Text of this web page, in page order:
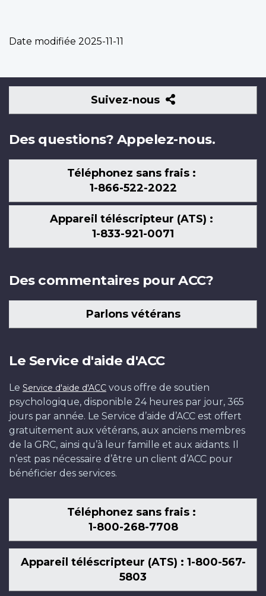
Date modifiée 2025-11-11
Suivez-nous
Suivez-
nous
Des questions? Appelez-nous.
Téléphonez sans frais :
1-866-522-2022
Appareil téléscripteur (ATS) :
1-833-921-0071
Des commentaires pour ACC?
Parlons vétérans
Le Service d'aide d'ACC
Le Service d'aide d'ACC vous offre de soutien
psychologique, disponible 24 heures par jour, 365
jours par année. Le Service d’aide d’ACC est offert
gratuitement aux vétérans, aux anciens membres
de la GRC, ainsi qu’à leur famille et aux aidants. Il
n’est pas nécessaire d’être un client d’ACC pour
bénéficier des services.
Téléphonez sans frais :
1-800-268-7708
Appareil téléscripteur (ATS) : 1-800-567-
5803